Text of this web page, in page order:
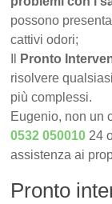
possono
cattivi odori;
Pronto
risolvere
più complessi.
Eugenio, non un
0532 050010 24
assistenza ai
Pronto